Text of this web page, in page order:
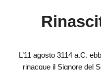
L’11 agosto 3114 a.C.
rinacque il Signore del